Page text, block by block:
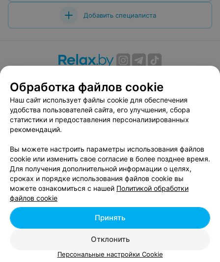
Добавить специалиста
Вакансии
Публичный договор
Способы оплаты
Публичный договор по использованию сервиса
«Афиша»
Пользовательское соглашение
Связаться по вопросам сотрудничества
Написать руководителю relax.by
Персональные настройки cookie
Обработка персональных данных
| 220012, Республика Беларусь, г. Минск,
улица Толбухина, 2, пом. 16 | info@relax.by
Обработка файлов cookie
Наш сайт использует файлы cookie для обеспечения
удобства пользователей сайта, его улучшения, сбора
статистики и предоставления персонализированных
рекомендаций.
Вы можете настроить параметры использования файлов
cookie или изменить свое согласие в более позднее время.
Для получения дополнительной информации о целях,
сроках и порядке использования файлов cookie вы
можете ознакомиться с нашей Политикой обработки
файлов cookie
Отклонить
Принять
Персональные настройки Cookie